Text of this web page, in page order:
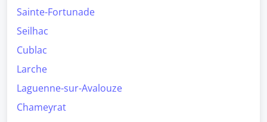
Sainte-Fortunade
Seilhac
Cublac
Larche
Laguenne-sur-Avalouze
Chameyrat